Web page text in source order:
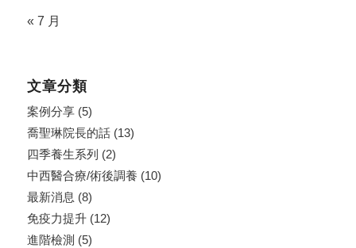
« 7 月
文章分類
案例分享(5)
喬聖琳院長的話(13)
四季養生系列 (2)
中西醫合療/術後調養 (10)
最新消息 (8)
免疫力提升(12)
進階檢測 (5)